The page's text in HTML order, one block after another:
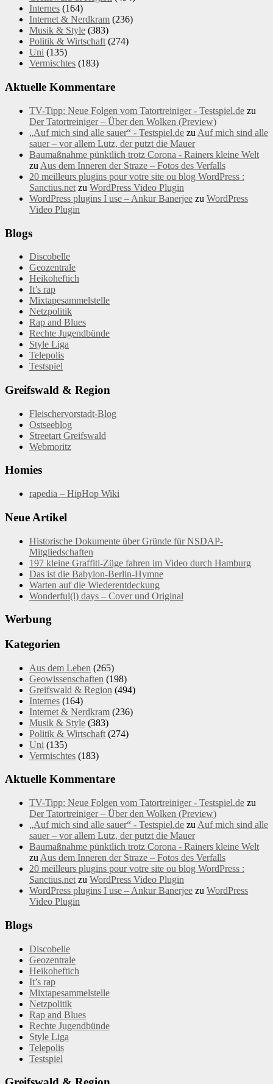
Internes (164)
Internet & Nerdkram (236)
Musik & Style (383)
Politik & Wirtschaft(274)
Uni (135)
Vermischtes (183)
Aktuelle Kommentare
TV-Tipp: Neue Folgen vom Tatortreiniger - Testspiel.de zu
Der Tatortreiniger – Über den Wolken (Preview)
„Auf mich sind alle sauer“ - Testspiel.de zu Auf mich sind alle
sauer – vor allem Lutz, der putzt die Mauer
Baumaßnahme pünktlich trotz Corona - Rainers kleine Welt
zu Aus dem Inneren der Straze – Fotos des Verfalls
20 meilleurs plugins pour votre site ou blog WordPress :
Sanctius.net zu WordPress Video Plugin
WordPress plugins I use – Ankur Banerjee zu WordPress
Video Plugin
Blogs
Discobelle
Geozentrale
Heikoheftich
It’s rap
Mixtapesammelstelle
Netzpolitik
Rap and Blues
Rechte Jugendbünde
Style Liga
Telepolis
Testspiel
Greifswald & Region
Fleischervorstadt-Blog
Ostseeblog
Streetart Greifswald
Webmoritz
Homies
rapedia – HipHop Wiki
Neue Artikel
Historische Dokumente über Gründe für NSDAP-
Mitgliedschaften
197 kleine Graffiti-Züge fahren im Video durch Hamburg
Das ist die Babylon-Berlin-Hymne
Warten auf die Wiederentdeckung
Wonderful(l) days – Cover und Original
Werbung
Kategorien
Aus dem Leben (265)
Geowissenschaften (198)
Greifswald & Region (494)
Internes (164)
Internet & Nerdkram (236)
Musik & Style (383)
Politik & Wirtschaft (274)
Uni (135)
Vermischtes (183)
Aktuelle Kommentare
TV-Tipp: Neue Folgen vom Tatortreiniger - Testspiel.de zu
Der Tatortreiniger – Über den Wolken (Preview)
„Auf mich sind alle sauer“ - Testspiel.de zu Auf mich sind alle
sauer – vor allem Lutz, der putzt die Mauer
Baumaßnahme pünktlich trotz Corona - Rainers kleine Welt
zu Aus dem Inneren der Straze – Fotos des Verfalls
20 meilleurs plugins pour votre site ou blog WordPress :
Sanctius.net zu WordPress Video Plugin
WordPress plugins I use – Ankur Banerjee zu WordPress
Video Plugin
Blogs
Discobelle
Geozentrale
Heikoheftich
It’s rap
Mixtapesammelstelle
Netzpolitik
Rap and Blues
Rechte Jugendbünde
Style Liga
Telepolis
Testspiel